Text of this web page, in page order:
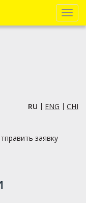
Menu
RU ENG CHI
заявку